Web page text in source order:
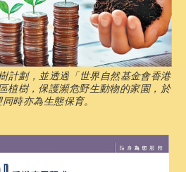
計劃，並透過「世界自然基金會香港
植樹，保護瀕危野生動物的家園，於
時亦為生態保育。